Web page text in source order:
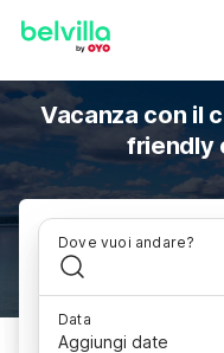
Vacanza con il
friendly
Dove vuoi andare?
Data
Aggiungi date